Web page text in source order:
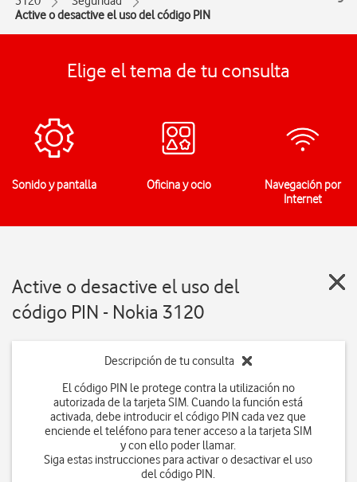
Active o desactive el uso del código PIN
Elige el tema de tu consulta
Sonido y pantalla Oficina y ocio
Navegación por
Internet
Active o desactive el uso del
código PIN - Nokia 3120
Descripción de tu consulta
El código PIN le protege contra la utilización no
autorizada de la tarjeta SIM. Cuando la función está
activada, debe introducir el código PIN cada vez que
enciende el teléfono para tener acceso a la tarjeta SIM
y con ello poder llamar.
Siga estas instrucciones para activar o desactivar el uso
del código PIN.